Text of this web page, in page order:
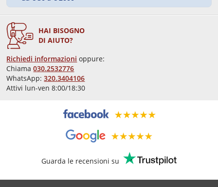
HAI BISOGNO
DI AIUTO?
Richiedi informazioni oppure:
Chiama030.2532776
WhatsApp:320.3404106
Attivi lun-ven 8:00/18:30
Guarda le recensioni su